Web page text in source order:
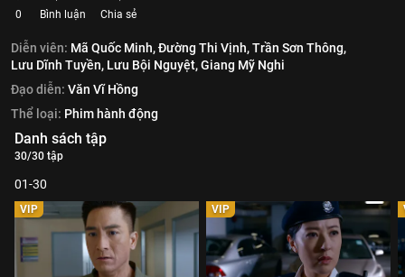
0 Bình luận Chia sẻ
Diễn viên: Mã Quốc Minh,Đường Thi Vịnh,Trần Sơn Thông,
Lưu Dĩnh Tuyền, Lưu Bội Nguyệt,Giang Mỹ Nghi
Đạo diễn: Văn Vĩ Hồng
Thể loại: Phim hành động
Danh sách tập
30/30 tập
01-30
VIP VIP